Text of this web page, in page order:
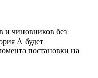
и чиновников без
А будет
постановки на